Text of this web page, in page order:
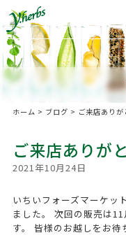
ホーム > ブログ > ご来店ありが
ご来店ありが
2021年10月24日
いちいフォーズマーケッ
ました。 次回の販売は
す。 皆様のお越しをお待